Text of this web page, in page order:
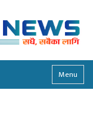
Menu